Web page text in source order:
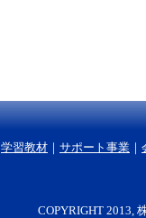
学習教材 ｜ サポート事業 ｜
COPYRIGHT 2013,